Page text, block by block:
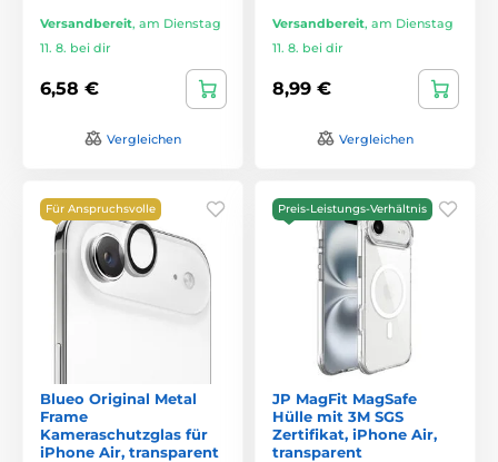
Versandbereit, am Dienstag
11. 8. bei dir
6,58 €
Vergleichen
Versandbereit, am Dienstag
11. 8. bei dir
8,99 €
Vergleichen
Für Anspruchsvolle
Blueo Original Metal
Frame
Kameraschutzglas für
iPhone Air, transparent
Preis-Leistungs-Verhältnis
JP MagFit MagSafe
Hülle mit 3M SGS
Zertifikat, iPhone Air,
transparent